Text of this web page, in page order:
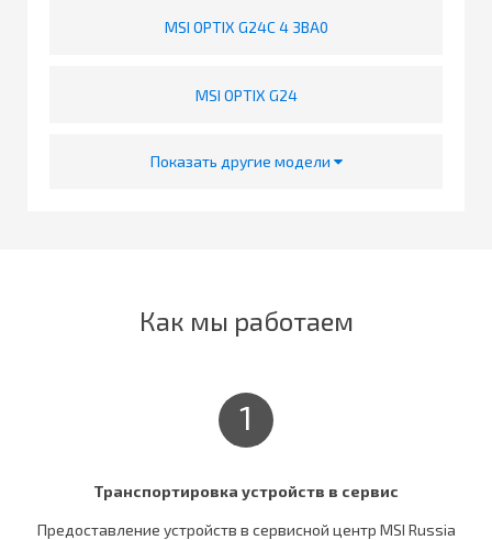
MSI OPTIX G24C 4 3BA0
MSI OPTIX G24
Показать другие модели
Как мы работаем
1
Транспортировка устройств в сервис
Предоставление устройств в сервисной центр MSI Russia